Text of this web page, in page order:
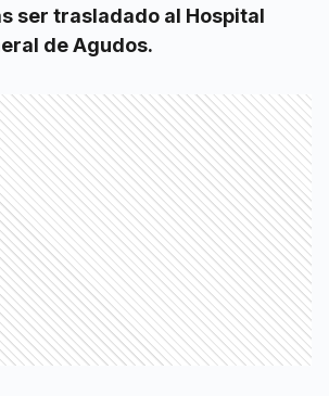
ser trasladado al Hospital
de Agudos.